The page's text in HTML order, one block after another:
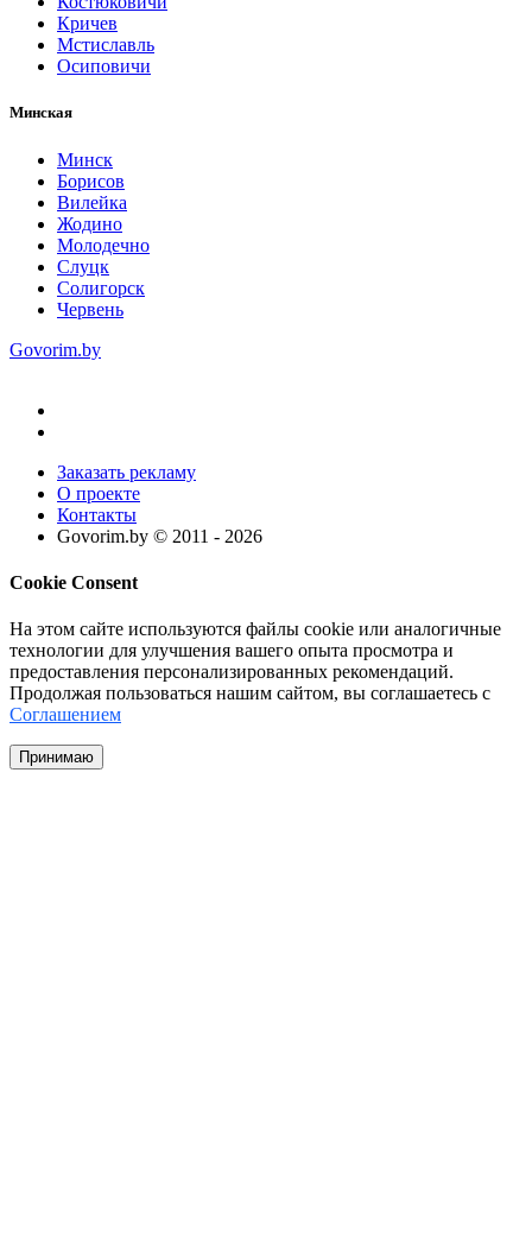
Кричев
Мстиславль
Осиповичи
Минская
Минск
Борисов
Вилейка
Жодино
Молодечно
Слуцк
Солигорск
Червень
Govorim.by
Заказать рекламу
О проекте
Контакты
Govorim.by © 2011 - 2026
Cookie Consent
На этом сайте используются файлы cookie или аналогичные
технологии для улучшения вашего опыта просмотра и
предоставления персонализированных рекомендаций.
Продолжая пользоваться нашим сайтом, вы соглашаетесь с
Соглашением
Принимаю